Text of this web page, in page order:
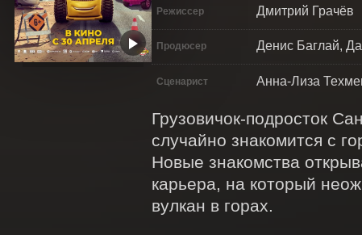
Режиссер Дмитрий Грачёв
Продюсер Денис Баглай,
Сценарист Анна-Лиза
Грузовичок-подросток
случайно знакомится с
Новые знакомства
карьера, на который
вулкан в горах.